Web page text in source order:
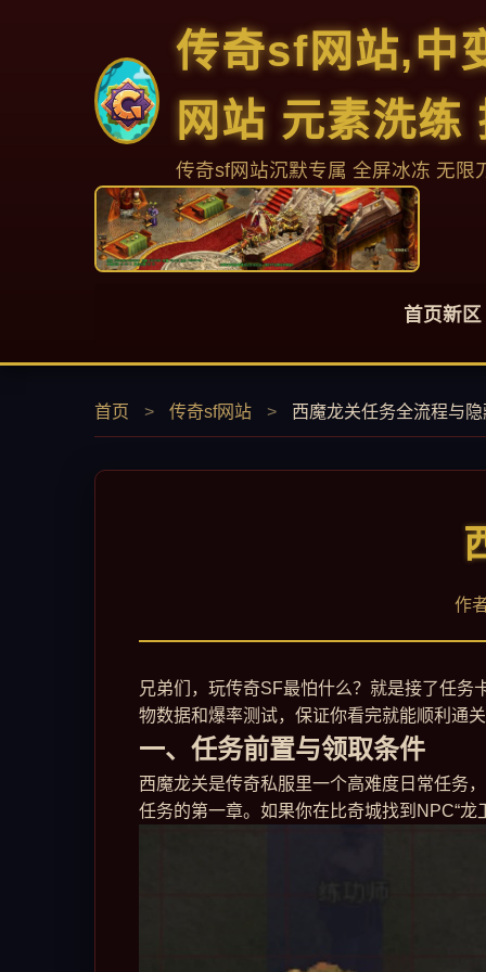
传奇sf网站,中
网站 元素洗练
传奇sf网站沉默专属 全屏冰冻 无限
首页新区
首页 > 传奇sf网站 > 西魔龙关任务全流程与
作
兄弟们，玩传奇SF最怕什么？就是接了任
物数据和爆率测试，保证你看完就能顺利通
一、任务前置与领取条件
西魔龙关是传奇私服里一个高难度日常任务
任务的第一章。如果你在比奇城找到NPC“